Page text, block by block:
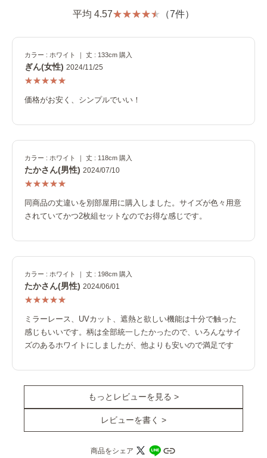
平均 4.57 （7件）
カラー : ホワイト ｜ 丈 : 133cm 購入
ぎん(女性) 2024/11/25
価格がお安く、シンプルでいい！
カラー : ホワイト ｜ 丈 : 118cm 購入
たかさん(男性) 2024/07/10
同商品の丈違いを別部屋用に購入しました。サイズが色々用意
されていてかつ2枚組セットなのでお得な感じです。
カラー : ホワイト ｜ 丈 : 198cm 購入
たかさん(男性) 2024/06/01
ミラーレース、UVカット、遮熱と欲しい機能は十分で触った
感じもいいです。柄は全部統一したかったので、いろんなサイ
ズのあるホワイトにしましたが、他よりも安いので満足です
もっとレビューを見る >
レビューを書く >
商品をシェア